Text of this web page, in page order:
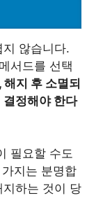
않습니다.
서드를 선택
해지 후 소멸되
결정해야 한다
필요할 수도
지는 분명합
하는 것이 당